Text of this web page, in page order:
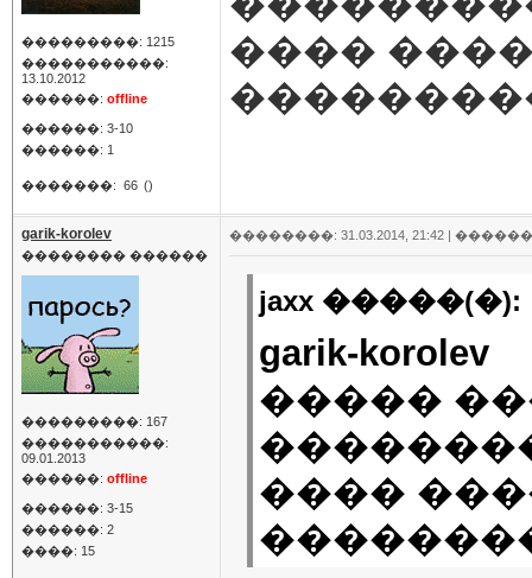
���������: 1215
�����������:
13.10.2012
������: offline
������: 3-10
������: 1
�������: 66 ()
����
garik-korolev
�������� ������
���������: 167
�����������:
09.01.2013
������: offline
������: 3-15
������: 2
����: 15
��������: 31.03.2014, 21:42 |
jaxx �����(�):
garik-korolev
�����
����